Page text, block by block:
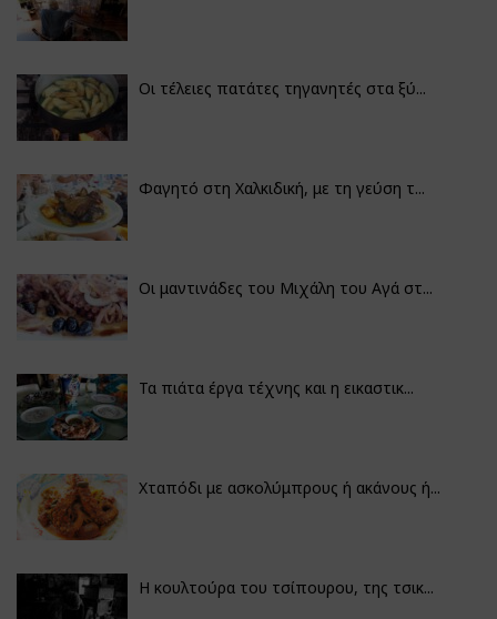
Οι τέλειες πατάτες τηγανητές στα ξύ...
Φαγητό στη Χαλκιδική, με τη γεύση τ...
Οι μαντινάδες του Μιχάλη του Αγά στ...
Τα πιάτα έργα τέχνης και η εικαστικ...
Χταπόδι με ασκολύμπρους ή ακάνους ή...
Η κουλτούρα του τσίπουρου, της τσικ...